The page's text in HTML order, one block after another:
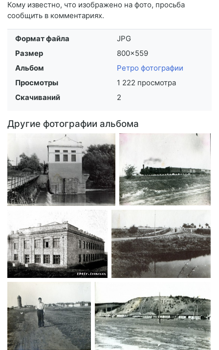
Кому известно, что изображено на фото, просьба
сообщить в комментариях.
Формат файла
JPG
Размер
800×559
Альбом
Ретро фотографии
Просмотры
1 222 просмотра
Скачиваний
2
Другие фотографии альбома